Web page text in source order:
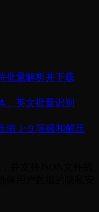
批量解析并下载
、英文批量识别
缩 1~9 等级和解压